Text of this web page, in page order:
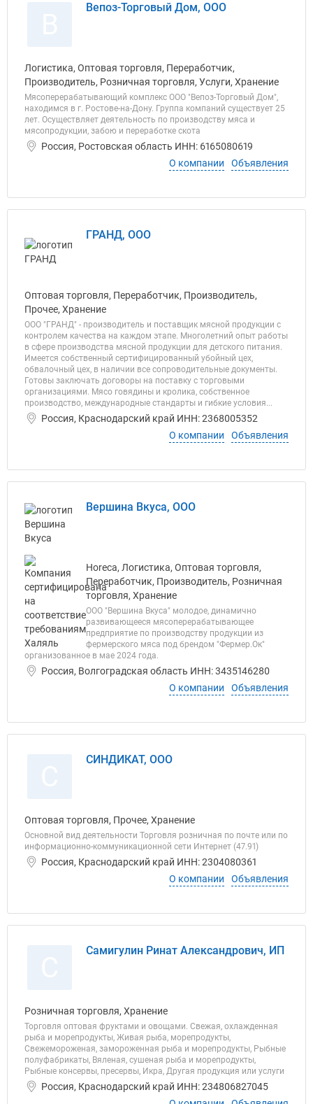
Вепоз-Торговый Дом, ООО
Логистика, Оптовая торговля, Переработчик,
Производитель, Розничная торговля, Услуги, Хранение
Мясоперерабатывающий комплекс ООО "Вепоз-Торговый Дом",
находимся в г. Ростове-на-Дону. Группа компаний существует 25
лет. Осуществляет деятельность по производству мяса и
мясопродукции, забою и переработке скота
Россия, Ростовская область ИНН: 6165080619
О компании
Объявления
ГРАНД, ООО
Оптовая торговля, Переработчик, Производитель,
Прочее, Хранение
ООО "ГРАНД" - производитель и поставщик мясной продукции с
контролем качества на каждом этапе. Многолетний опыт работы
в сфере производства мясной продукции для детского питания.
Имеется собственный сертифицированный убойный цех,
обвалочный цех, в наличии все сопроводительные документы.
Готовы заключать договоры на поставку с торговыми
организациями. Мясо говядины и кролика, собственное
производство, международные стандарты и гибкие условия...
Россия, Краснодарский край ИНН: 2368005352
О компании
Объявления
Вершина Вкуса, ООО
Horeca, Логистика, Оптовая торговля,
Переработчик, Производитель, Розничная
торговля, Хранение
ООО "Вершина Вкуса" молодое, динамично
развивающееся мясоперерабатывающее
предприятие по производству продукции из
фермерского мяса под брендом "Фермер.Ок"
организованное в мае 2024 года.
Россия, Волгоградская область ИНН: 3435146280
О компании
Объявления
СИНДИКАТ, ООО
Оптовая торговля, Прочее, Хранение
Основной вид деятельности Торговля розничная по почте или по
информационно-коммуникационной сети Интернет (47.91)
Россия, Краснодарский край ИНН: 2304080361
О компании
Объявления
Самигулин Ринат Александрович, ИП
Розничная торговля, Хранение
Торговля оптовая фруктами и овощами. Свежая, охлажденная
рыба и морепродукты, Живая рыба, морепродукты,
Свежемороженая, замороженная рыба и морепродукты, Рыбные
полуфабрикаты, Вяленая, сушеная рыба и морепродукты,
Рыбные консервы, пресервы, Икра, Другая продукция или услуги
Россия, Краснодарский край ИНН: 234806827045